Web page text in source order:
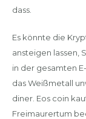
dass.
Es könnte die
ansteigen lassen,
in der gesamten
das Weißmetall
diner. Eos coin
Freimaurertum